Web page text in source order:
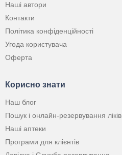
Наші автори
Контакти
Політика конфіденційності
Угода користувача
Оферта
Корисно знати
Наш блог
Пошук і онлайн-резервування ліків
Наші аптеки
Програми для клієнтів